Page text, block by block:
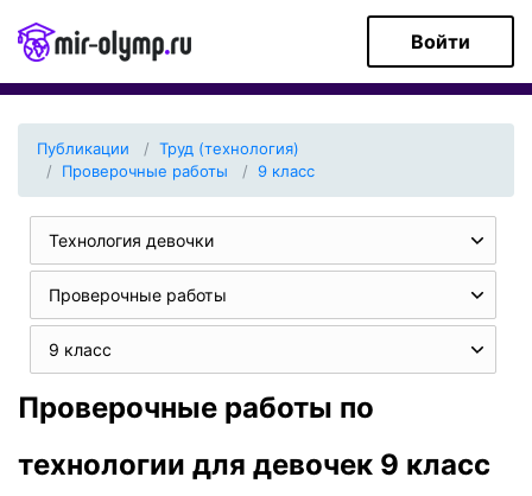
Войти
Публикации
Труд (технология)
Проверочные работы
9 класс
Технология девочки
Проверочные работы
9 класс
Проверочные работы по
технологии для девочек 9 класс